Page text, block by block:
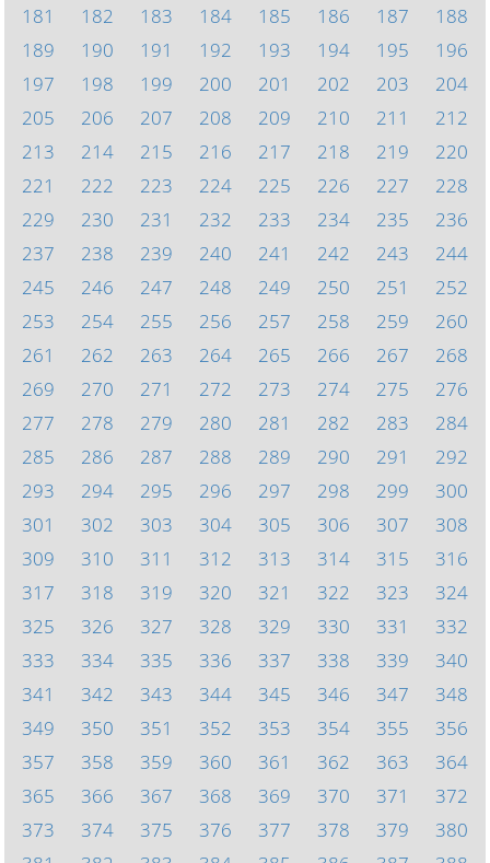
181
182 183 184 185 186 187
188
189
190 191 192 193 194 195
196
197
198 199 200 201 202 203
204
205
206 207 208 209 210 211
212
213
214 215 216 217 218 219
220
221
222 223 224 225 226 227
228
229
230 231 232 233 234 235
236
237
238 239 240 241 242 243
244
245
246 247 248 249 250 251
252
253
254 255 256 257 258 259
260
261
262 263 264 265 266 267
268
269
270 271 272 273 274 275
276
277
278 279 280 281 282 283
284
285
286 287 288 289 290 291
292
293
294 295 296 297 298 299
300
301
302 303 304 305 306 307
308
309
310 311 312 313 314 315
316
317
318 319 320 321 322 323
324
325
326 327 328 329 330 331
332
333
334 335 336 337 338 339
340
341
342 343 344 345 346 347
348
349
350 351 352 353 354 355
356
357
358 359 360 361 362 363
364
365
366 367 368 369 370 371
372
373
374 375 376 377 378 379
380